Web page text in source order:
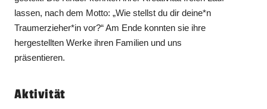
lassen, nach dem Motto: „Wie stellst du dir deine*n
Traumerzieher*in vor?“ Am Ende konnten sie ihre
hergestellten Werke ihren Familien und uns
präsentieren.
Aktivität